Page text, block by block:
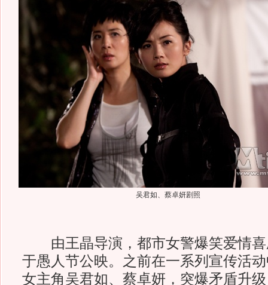
吴君如、蔡卓妍剧照
由王晶导演，都市女警爆笑爱情喜
于愚人节公映。之前在一系列宣传活
女主角吴君如、蔡卓妍，突爆矛盾升